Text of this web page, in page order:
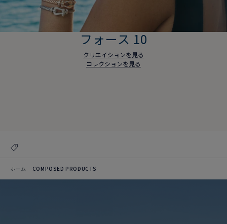
フォース 10
クリエイションを見る
コレクションを見る
ホーム COMPOSED PRODUCTS